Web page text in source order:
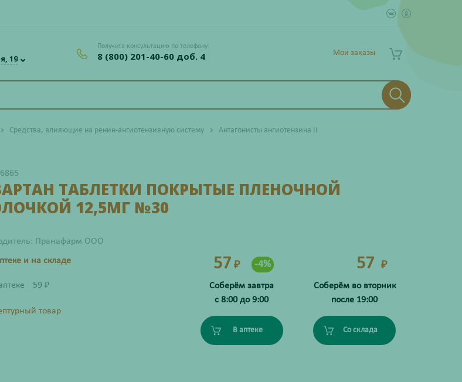
19
Получите консультацию по телефону:
8 (800) 201-40-60 доб. 4 Мои заказы
Средства, влияющие на ренин-ангиотензивную систему
Антагонисты ангиотензина II
ТАБЛЕТКИ ПОКРЫТЫЕ ПЛЕНОЧНОЙ
12,5МГ №30
Пранафарм ООО
и на складе
59 ₽
товар
57 ₽ -4%
Соберём завтра
с 8:00 до 9:00
В аптеке
57 ₽
Соберём во вторник
после 19:00
Со склада